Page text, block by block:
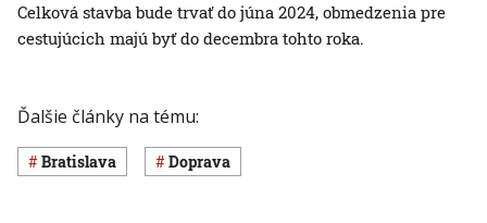
Celková stavba bude trvať do júna 2024, obmedzenia pre
cestujúcich majú byť do decembra tohto roka.
Ďalšie články na tému:
Bratislava Doprava